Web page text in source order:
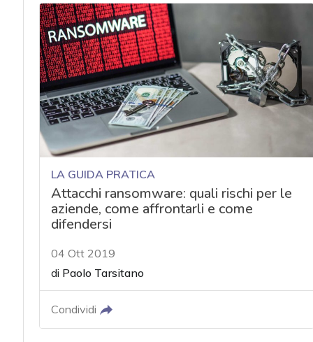
LA GUIDA PRATICA
Attacchi ransomware: quali rischi per le
aziende, come affrontarli e come
difendersi
04 Ott 2019
di Paolo Tarsitano
Condividi